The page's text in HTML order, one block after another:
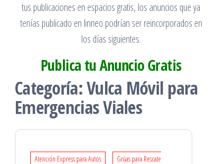
tus publicaciones en espacios gratis, los anuncios que ya
tenías publicado en linneo podrían ser reincorporados en
los días siguientes.
Publica tu Anuncio Gratis
Categoría:Vulca Móvil para
Emergencias Viales
Atención Express para Autos
Grúas para Rescate